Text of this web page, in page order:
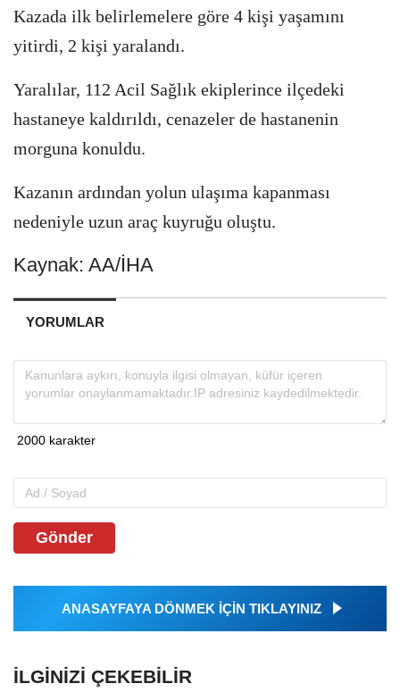
Kazada ilk belirlemelere göre 4 kişi yaşamını
yitirdi, 2 kişi yaralandı.
Yaralılar, 112 Acil Sağlık ekiplerince ilçedeki
hastaneye kaldırıldı, cenazeler de hastanenin
morguna konuldu.
Kazanın ardından yolun ulaşıma kapanması
nedeniyle uzun araç kuyruğu oluştu.
Kaynak: AA/İHA
YORUMLAR
Gönder
ANASAYFAYA DÖNMEK İÇİN TIKLAYINIZ
İLGINIZI ÇEKEBILIR